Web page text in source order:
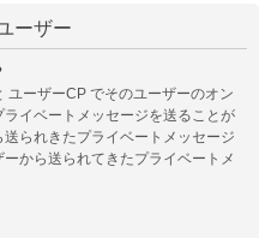
ーザー
ユーザーCP でそのユーザーのオン
イベートメッセージを送ることが
られきたプライベートメッセージ
から送られてきたプライベートメ